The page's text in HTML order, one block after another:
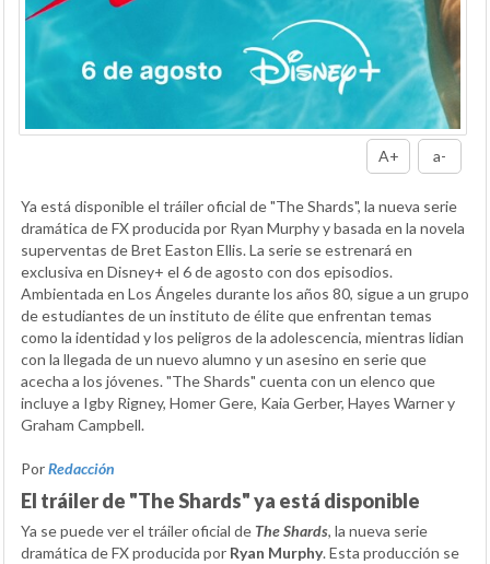
A+ a-
Ya está disponible el tráiler oficial de "The Shards", la nueva serie
dramática de FX producida por Ryan Murphy y basada en la novela
superventas de Bret Easton Ellis. La serie se estrenará en
exclusiva en Disney+ el 6 de agosto con dos episodios.
Ambientada en Los Ángeles durante los años 80, sigue a un grupo
de estudiantes de un instituto de élite que enfrentan temas
como la identidad y los peligros de la adolescencia, mientras lidian
con la llegada de un nuevo alumno y un asesino en serie que
acecha a los jóvenes. "The Shards" cuenta con un elenco que
incluye a Igby Rigney, Homer Gere, Kaia Gerber, Hayes Warner y
Graham Campbell.
PorRedacción
El tráiler de "The Shards" ya está disponible
Ya se puede ver el tráiler oficial de The Shards, la nueva serie
dramática de FX producida por Ryan Murphy. Esta producción se